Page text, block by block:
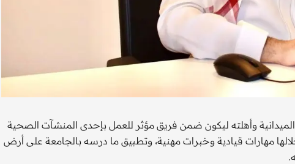
وأهلته ليكون ضمن فريق مؤثر للعمل بإحدى المنشآت الصحية
التدريب؛ اكتسب خلالها مهارات قيادية وخبرات مهنية، وتطبيق ما درسه بالجامعة على أرض